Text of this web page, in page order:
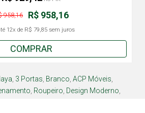
R$ 958,16
958,16
12x de R$ 79,85sem juros
COMPRAR
3 Portas Branco ACP Móveis
Roupeiro Design Moderno